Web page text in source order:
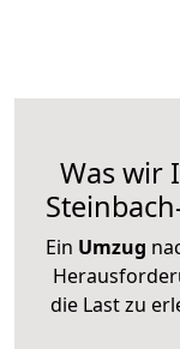
Was wir
Ein Umzug
die Last zu